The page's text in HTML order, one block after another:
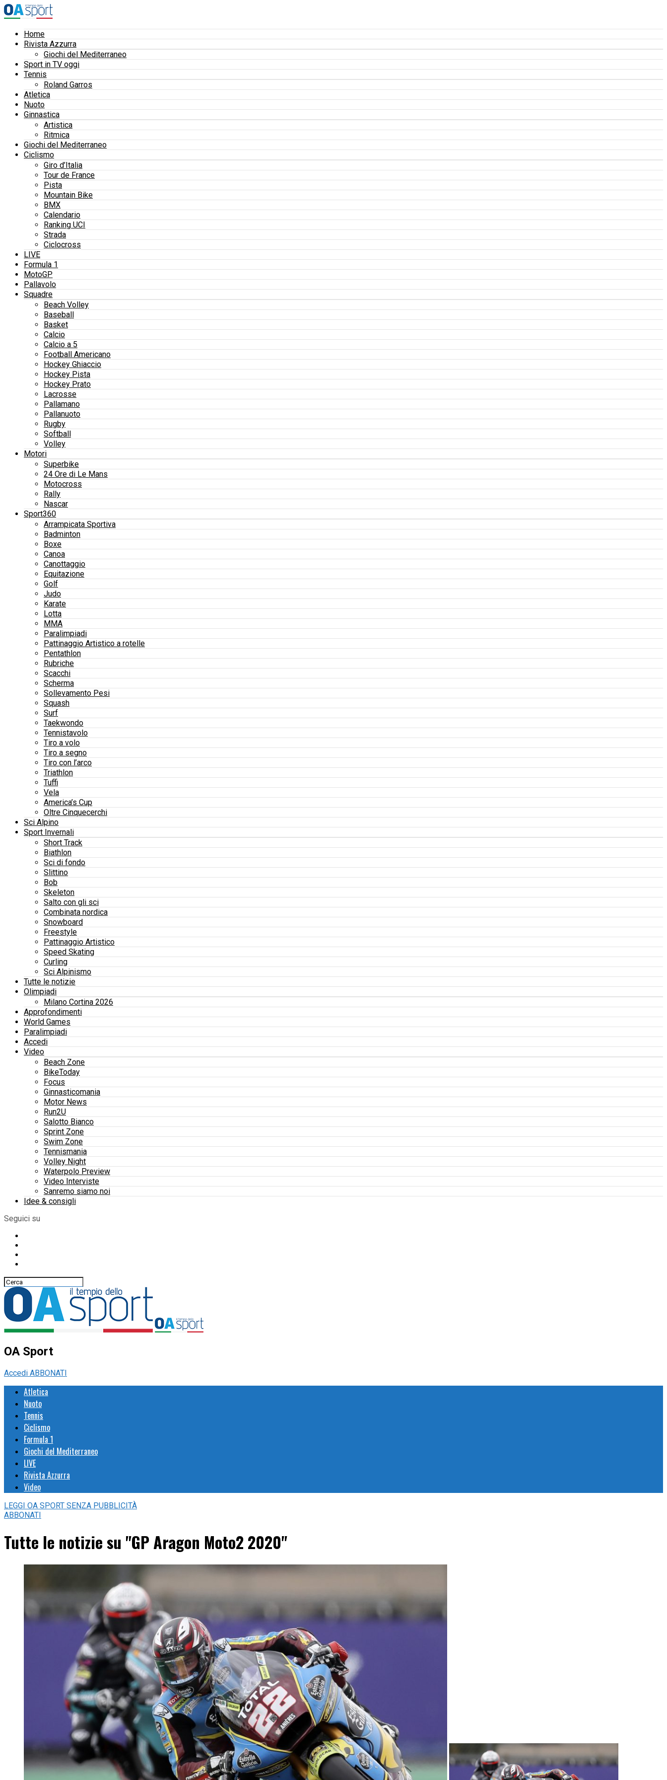
Home
Rivista Azzurra
Giochi del Mediterraneo
Sport in TV oggi
Tennis
Roland Garros
Atletica
Nuoto
Ginnastica
Artistica
Ritmica
Giochi del Mediterraneo
Ciclismo
Giro d’Italia
Tour de France
Pista
Mountain Bike
BMX
Calendario
Ranking UCI
Strada
Ciclocross
LIVE
Formula 1
MotoGP
Pallavolo
Squadre
Beach Volley
Baseball
Basket
Calcio
Calcio a 5
Football Americano
Hockey Ghiaccio
Hockey Pista
Hockey Prato
Lacrosse
Pallamano
Pallanuoto
Rugby
Softball
Volley
Motori
Superbike
24 Ore di Le Mans
Motocross
Rally
Nascar
Sport360
Arrampicata Sportiva
Badminton
Boxe
Canoa
Canottaggio
Equitazione
Golf
Judo
Karate
Lotta
MMA
Paralimpiadi
Pattinaggio Artistico a rotelle
Pentathlon
Rubriche
Scacchi
Scherma
Sollevamento Pesi
Squash
Surf
Taekwondo
Tennistavolo
Tiro a volo
Tiro a segno
Tiro con l’arco
Triathlon
Tuffi
Vela
America’s Cup
Oltre Cinquecerchi
Sci Alpino
Sport Invernali
Short Track
Biathlon
Sci di fondo
Slittino
Bob
Skeleton
Salto con gli sci
Combinata nordica
Snowboard
Freestyle
Pattinaggio Artistico
Speed Skating
Curling
Sci Alpinismo
Tutte le notizie
Olimpiadi
Milano Cortina 2026
Approfondimenti
World Games
Paralimpiadi
Accedi
Video
Beach Zone
BikeToday
Focus
Ginnasticomania
Motor News
Run2U
Salotto Bianco
Sprint Zone
Swim Zone
Tennismania
Volley Night
Waterpolo Preview
Video Interviste
Sanremo siamo noi
Idee & consigli
Seguici su
OA Sport
Accedi ABBONATI
Atletica
Nuoto
Tennis
Ciclismo
Formula 1
Giochi del Mediterraneo
LIVE
Rivista Azzurra
Video
LEGGI OA SPORT SENZA PUBBLICITÀ
ABBONATI
Tutte le notizie su "GP Aragon Moto2 2020"